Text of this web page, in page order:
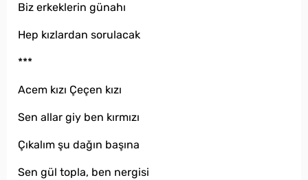
Biz erkeklerin günahı
Hep kızlardan sorulacak
***
Acem kızı Çeçen kızı
Sen allar giy ben kırmızı
Çıkalım şu dağın başına
Sen gül topla, ben nergisi